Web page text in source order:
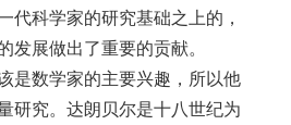
代科学家的研究基础之上的，
发展做出了重要的贡献。
是数学家的主要兴趣，所以他
研究。达朗贝尔是十八世纪为